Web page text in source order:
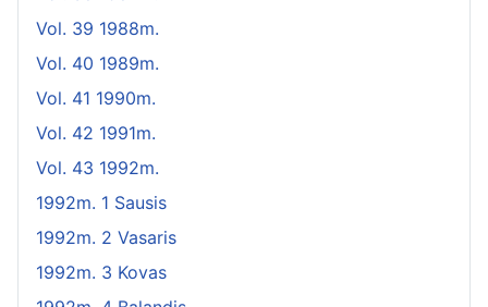
Vol. 39 1988m.
Vol. 40 1989m.
Vol. 41 1990m.
Vol. 42 1991m.
Vol. 43 1992m.
1992m. 1 Sausis
1992m. 2 Vasaris
1992m. 3 Kovas